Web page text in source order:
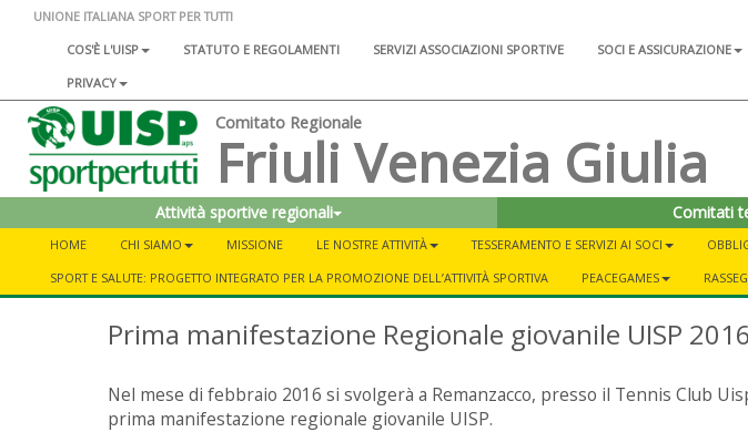
UNIONE ITALIANA SPORT PER TUTTI
COS'È L'UISP
STATUTO E REGOLAMENTI SERVIZI ASSOCIAZIONI SPORTIVE SOCI E ASSICURAZIONE
PRIVACY
Comitato Regionale
Friuli Venezia Giulia
Attività sportive regionali Comitati
HOME CHI SIAMO MISSIONE LE NOSTRE ATTIVITÀ TESSERAMENTO E SERVIZI AI SOCI
SPORT E SALUTE: PROGETTO INTEGRATO PER LA PROMOZIONE DELL’ATTIVITÀ SPORTIVA
PEACEGAMES
Prima manifestazione Regionale giovanile UISP 2016
Nel mese di febbraio 2016 si svolgerà a Remanzacco, presso il Tennis Club
prima manifestazione regionale giovanile UISP.